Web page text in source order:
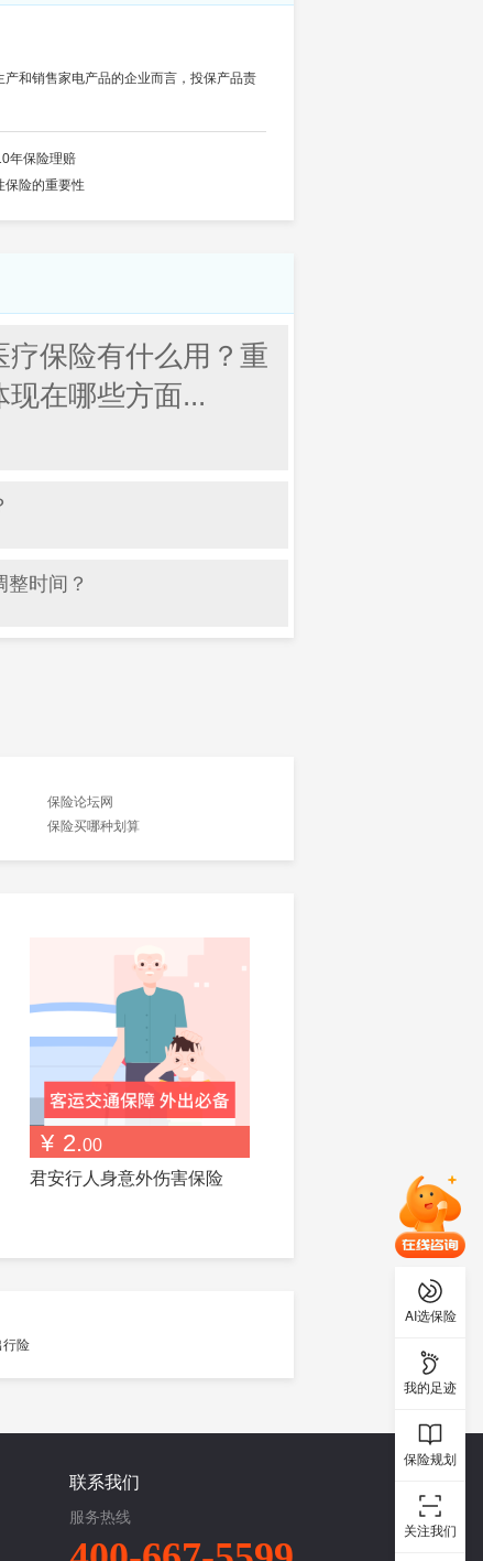
和销售家电产品的企业而言，投保产品责
年保险理赔
保险的重要性
疗保险有什么用？重
现在哪些方面...
整时间？
保险论坛网
保险买哪种划算
¥ 2.00
君安行人身意外伤害保险
AI选保险
我的足迹
保险规划
关注我们
联系我们
服务热线